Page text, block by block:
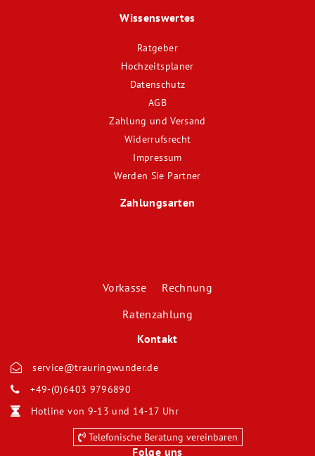
Wissenswertes
Ratgeber
Hochzeitsplaner
Datenschutz
AGB
Zahlung und Versand
Widerrufsrecht
Impressum
Werden Sie Partner
Zahlungsarten
Vorkasse Rechnung
Ratenzahlung
Kontakt
service@trauringwunder.de
+49-(0)6403 9796890
Hotline von 9-13 und 14-17 Uhr
Telefonische Beratung vereinbaren
Folge uns